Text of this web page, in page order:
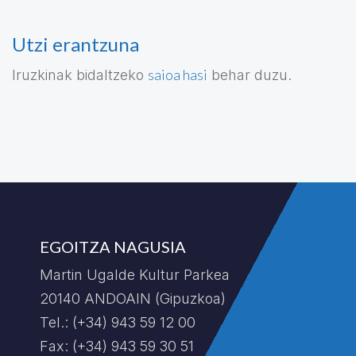
Utzi erantzuna
Iruzkinak bidaltzeko saioa hasi behar duzu.
EGOITZA NAGUSIA
Martin Ugalde Kultur Parkea
20140 ANDOAIN (Gipuzkoa)
Tel.: (+34) 943 59 12 00
Fax: (+34) 943 59 30 51